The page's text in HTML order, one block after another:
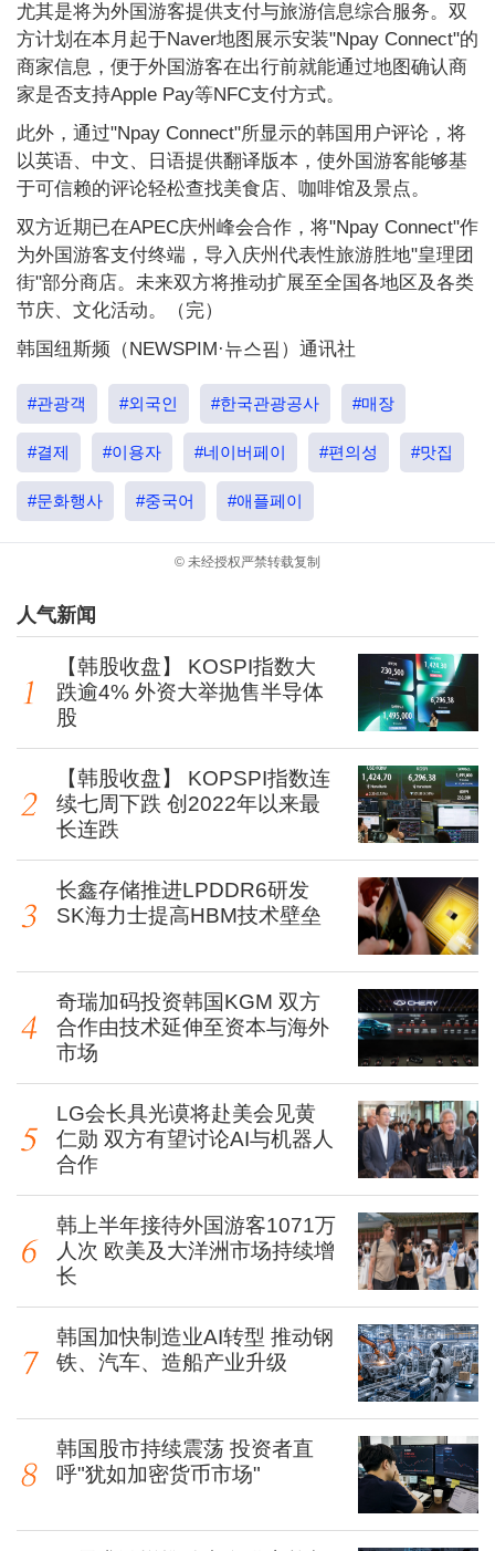
尤其是将为外国游客提供支付与旅游信息综合服务。双
方计划在本月起于Naver地图展示安装"Npay Connect"的
商家信息，便于外国游客在出行前就能通过地图确认商
家是否支持Apple Pay等NFC支付方式。
此外，通过"Npay Connect"所显示的韩国用户评论，将
以英语、中文、日语提供翻译版本，使外国游客能够基
于可信赖的评论轻松查找美食店、咖啡馆及景点。
双方近期已在APEC庆州峰会合作，将"Npay Connect"作
为外国游客支付终端，导入庆州代表性旅游胜地"皇理团
街"部分商店。未来双方将推动扩展至全国各地区及各类
节庆、文化活动。（完）
韩国纽斯频（NEWSPIM·뉴스핌）通讯社
#관광객 #외국인 #한국관광공사 #매장
#결제 #이용자 #네이버페이 #편의성 #맛집
#문화행사 #중국어 #애플페이
© 未经授权严禁转载复制
人气新闻
【韩股收盘】 KOSPI指数大
跌逾4% 外资大举抛售半导体
股
【韩股收盘】 KOPSPI指数连
续七周下跌 创2022年以来最
长连跌
长鑫存储推进LPDDR6研发
SK海力士提高HBM技术壁垒
奇瑞加码投资韩国KGM 双方
合作由技术延伸至资本与海外
市场
LG会长具光谟将赴美会见黄
仁勋 双方有望讨论AI与机器人
合作
韩上半年接待外国游客1071万
人次 欧美及大洋洲市场持续增
长
韩国加快制造业AI转型 推动钢
铁、汽车、造船产业升级
韩国股市持续震荡 投资者直
呼"犹如加密货币市场"